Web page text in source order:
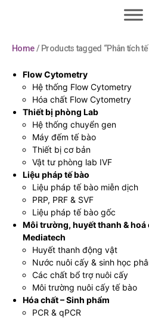
Home/ Products tagged “Phân tích
Flow Cytometry
Hệ thống Flow Cytometry
Hóa chất Flow Cytometry
Thiết bị phòng Lab
Hệ thống chuyển gen
Máy đếm tế bào
Thiết bị cơ bản
Vật tư phòng lab IVF
Liệu pháp tế bào
Liệu pháp tế bào miễn dịch
PRP, PRF & SVF
Liệu pháp tế bào gốc
Môi trường, huyết thanh & hoá
Mediatech
Huyết thanh động vật
Nước nuôi cấy & sinh học
Các chất bổ trợ nuôi cấy
Môi trường nuôi cấy tế bào
Hóa chất – Sinh phẩm
PCR & qPCR